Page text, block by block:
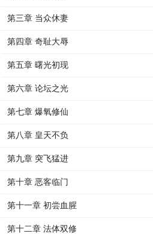
第三章 当众休妻
第四章 奇耻大辱
第五章 曙光初现
第六章 论坛之光
第七章 爆氧修仙
第八章 皇天不负
第九章 突飞猛进
第十章 恶客临门
第十一章 初尝血腥
第十二章 法体双修